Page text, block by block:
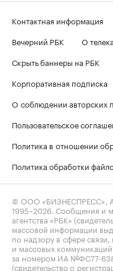
Контактная информация
Вечерний РБК
О
Скрыть баннеры на РБК
Корпоративная подписка
О соблюдении авторских
Пользовательское
Политика в отношении
Политика обработки
© ООО «БИЗНЕСПРЕСС»,
1995–2026 . Сообщения и
агентства «РБК»
массовой информации
по надзору в сфере
и массовых
за номером ИА №ФС77-
(свидетельство о